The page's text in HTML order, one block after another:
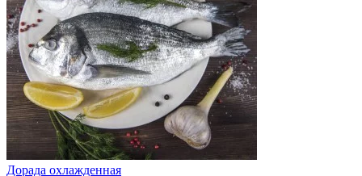
Дорада охлажденная